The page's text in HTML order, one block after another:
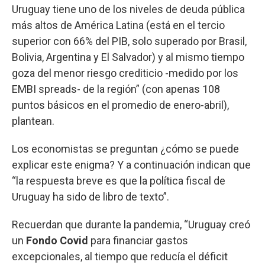
Uruguay tiene uno de los niveles de deuda pública
más altos de América Latina (está en el tercio
superior con 66% del PIB, solo superado por Brasil,
Bolivia, Argentina y El Salvador) y al mismo tiempo
goza del menor riesgo crediticio -medido por los
EMBI spreads- de la región” (con apenas 108
puntos básicos en el promedio de enero-abril),
plantean.
Los economistas se preguntan ¿cómo se puede
explicar este enigma? Y a continuación indican que
“la respuesta breve es que la política fiscal de
Uruguay ha sido de libro de texto”.
Recuerdan que durante la pandemia, “Uruguay creó
un Fondo Covid para financiar gastos
excepcionales, al tiempo que reducía el déficit